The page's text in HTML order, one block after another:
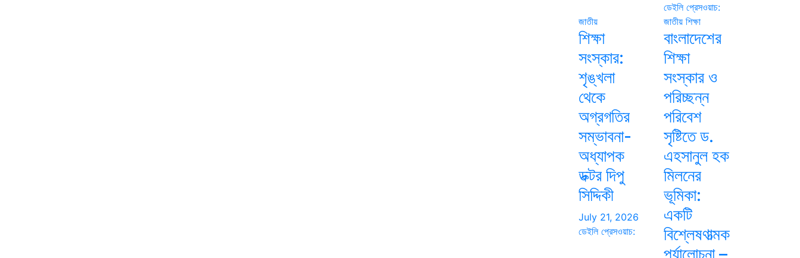
ডেইলি প্রেসওয়াচ:
জাতীয়
শিক্ষা
সংস্কার:
শৃঙ্খলা
থেকে
অগ্রগতির
সম্ভাবনা-
অধ্যাপক
ডক্টর দিপু
সিদ্দিকী
July 21, 2026
ডেইলি প্রেসওয়াচ:
জাতীয় শিক্ষা
বাংলাদেশের
শিক্ষা
সংস্কার ও
পরিচ্ছন্ন
পরিবেশ
সৃষ্টিতে ড.
এহসানুল হক
মিলনের
ভূমিকা:
একটি
বিশ্লেষণাত্মক
পর্যালোচনা –